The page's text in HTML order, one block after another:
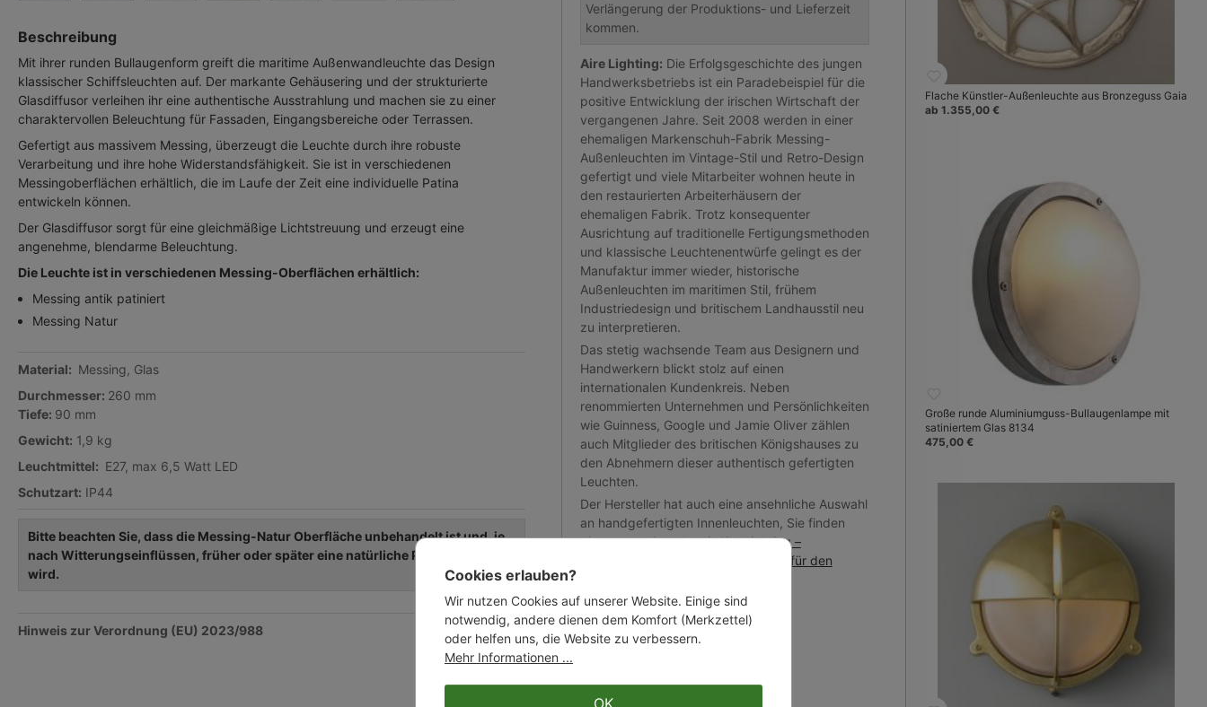
Beschreibung
Mit ihrer runden Bullaugenform greift die maritime Außenwandleuchte das Design
klassischer Schiffsleuchten auf. Der markante Gehäusering und der strukturierte
Glasdiffusor verleihen ihr eine authentische Ausstrahlung und machen sie zu einer
charaktervollen Beleuchtung für Fassaden, Eingangsbereiche oder Terrassen.
Gefertigt aus massivem Messing, überzeugt die Leuchte durch ihre robuste
Verarbeitung und ihre hohe Widerstandsfähigkeit. Sie ist in verschiedenen
Messingoberflächen erhältlich, die im Laufe der Zeit eine individuelle Patina
entwickeln können.
Der Glasdiffusor sorgt für eine gleichmäßige Lichtstreuung und erzeugt eine
angenehme, blendarme Beleuchtung.
Die Leuchte ist in verschiedenen Messing-Oberflächen erhältlich:
Messing antik patiniert
Messing Natur
Material: Messing, Glas
Durchmesser: 260 mm
Tiefe: 90 mm
Gewicht: 1,9 kg
Leuchtmittel: E27, max 6,5 Watt LED
Schutzart: IP44
Bitte beachten Sie, dass die Messing-Natur Oberfläche unbehandelt ist und, je
nach Witterungseinflüssen, früher oder später eine natürliche Patina ausbilden
wird.
Hinweis zur Verordnung (EU) 2023/988
Verlängerung der Produktions- und Lieferzeit
kommen.
Aire Lighting: Die Erfolgsgeschichte des jungen
Handwerksbetriebs ist ein Paradebeispiel für die
positive Entwicklung der irischen Wirtschaft der
vergangenen Jahre. Seit 2008 werden in einer
ehemaligen Markenschuh-Fabrik Messing-
Außenleuchten im Vintage-Stil und Retro-Design
gefertigt und viele Mitarbeiter wohnen heute in
den restaurierten Arbeiterhäusern der
ehemaligen Fabrik. Trotz konsequenter
Ausrichtung auf traditionelle Fertigungsmethoden
und klassische Leuchtenentwürfe gelingt es der
Manufaktur immer wieder, historische
Außenleuchten im maritimen Stil, frühem
Industriedesign und britischem Landhausstil neu
zu interpretieren.
Das stetig wachsende Team aus Designern und
Handwerkern blickt stolz auf einen
internationalen Kundenkreis. Neben
renommierten Unternehmen und Persönlichkeiten
wie Guinness, Google und Jamie Oliver zählen
auch Mitglieder des britischen Königshauses zu
den Abnehmern dieser authentisch gefertigten
Leuchten.
Der Hersteller hat auch eine ansehnliche Auswahl
an handgefertigten Innenleuchten, Sie finden
diese unterCasa Lumi: Aire Lighting –
Nostalgische Manufaktur-Leuchten für den
Flache Künstler-Außenleuchte aus Bronzeguss Gaia
ab 1.355,00 €
Große runde Aluminiumguss-Bullaugenlampe mit
satiniertem Glas 8134
475,00 €
Cookies erlauben?
Wir nutzen Cookies auf unserer Website. Einige sind
notwendig, andere dienen dem Komfort (Merkzettel)
oder helfen uns, die Website zu verbessern.
Mehr Informationen ...
OK